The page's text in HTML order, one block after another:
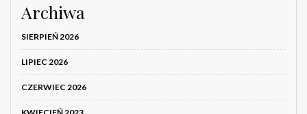
Archiwa
SIERPIEŃ 2026
LIPIEC 2026
CZERWIEC 2026